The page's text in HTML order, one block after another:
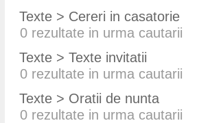
Texte > Cereri in casatorie
0 rezultate in urma cautarii
Texte > Texte invitatii
0 rezultate in urma cautarii
Texte > Oratii de nunta
0 rezultate in urma cautarii